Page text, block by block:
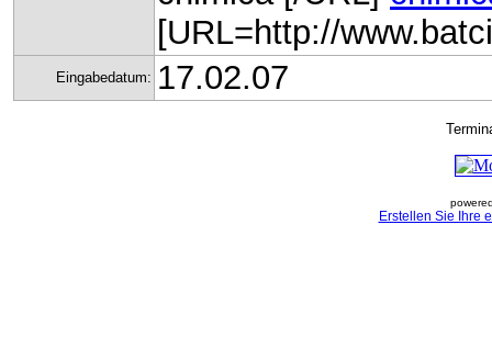
[URL=http://
Eingabedatum: 17.02.07
Erstellen Sie Ihre